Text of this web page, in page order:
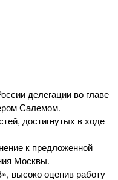
делегации во главе
Салемом.
достигнутых в ходе
к предложенной
Москвы.
высоко оценив работу